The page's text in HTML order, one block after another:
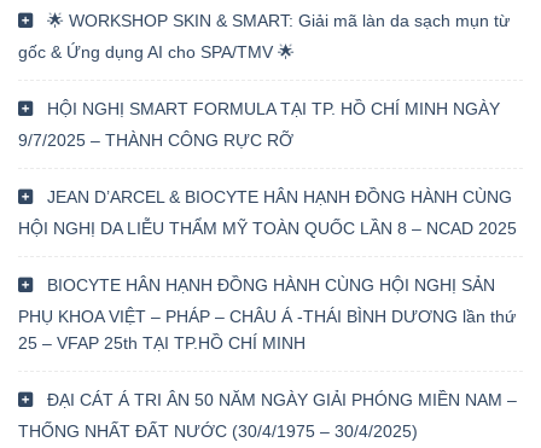
🌟 WORKSHOP SKIN & SMART: Giải mã làn da sạch mụn từ
gốc & Ứng dụng AI cho SPA/TMV 🌟
HỘI NGHỊ SMART FORMULA TẠI TP. HỒ CHÍ MINH NGÀY
9/7/2025 – THÀNH CÔNG RỰC RỠ
JEAN D’ARCEL & BIOCYTE HÂN HẠNH ĐỒNG HÀNH CÙNG
HỘI NGHỊ DA LIỄU THẨM MỸ TOÀN QUỐC LẦN 8 – NCAD 2025
BIOCYTE HÂN HẠNH ĐỒNG HÀNH CÙNG HỘI NGHỊ SẢN
PHỤ KHOA VIỆT – PHÁP – CHÂU Á -THÁI BÌNH DƯƠNG lần thứ
25 – VFAP 25th TẠI TP.HỒ CHÍ MINH
ĐẠI CÁT Á TRI ÂN 50 NĂM NGÀY GIẢI PHÓNG MIỀN NAM –
THỐNG NHẤT ĐẤT NƯỚC (30/4/1975 – 30/4/2025)